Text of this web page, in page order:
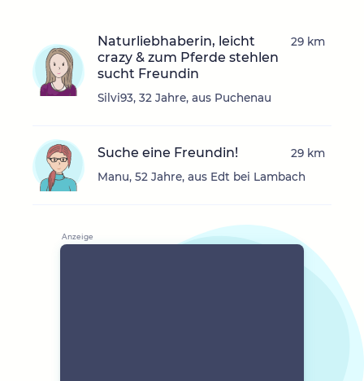
Naturliebhaberin, leicht
crazy & zum Pferde stehlen
sucht Freundin
Silvi93, 32 Jahre, aus Puchenau
29 km
Suche eine Freundin!
Manu, 52 Jahre, aus Edt bei Lambach
29 km